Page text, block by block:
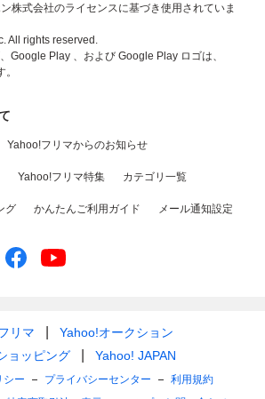
株式会社のライセンスに基づき使用されていま
All rights reserved.
Google Play 、および Google Play ロゴは、
Yahoo!フリマからのお知らせ
Yahoo!フリマ特集 カテゴリ一覧
グ かんたんご利用ガイド メール通知設定
リマ
Yahoo!オークション
ョッピング
Yahoo! JAPAN
シー プライバシーセンター
利用規約